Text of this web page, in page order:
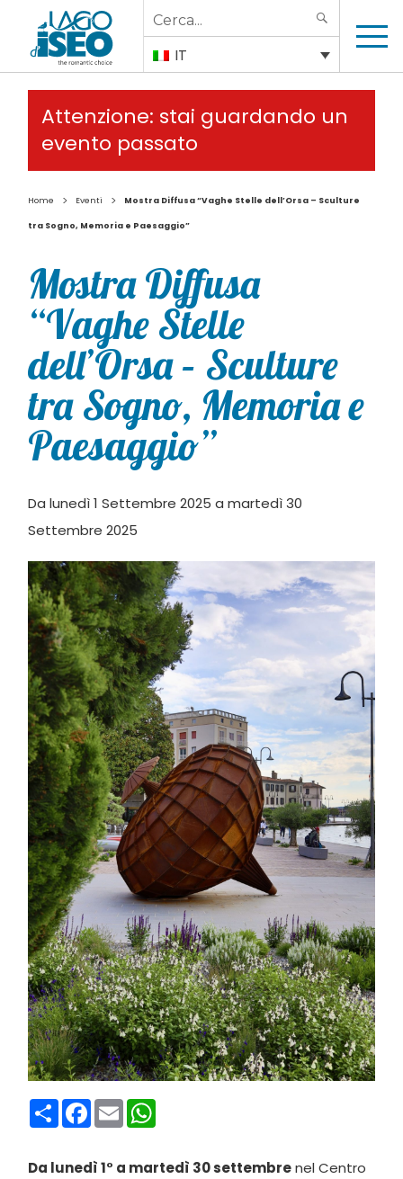
Search
for:
IT
Attenzione: stai guardando un
evento passato
Home > Eventi > Mostra Diffusa “Vaghe Stelle dell’Orsa – Sculture
tra Sogno, Memoria e Paesaggio”
Mostra Diffusa
“Vaghe Stelle
dell’Orsa – Sculture
tra Sogno, Memoria e
Paesaggio”
Da lunedì 1 Settembre 2025 a martedì 30
Settembre 2025
CondividiFacebook
Email
Da lunedì 1° a martedì 30 settembrenel Centro